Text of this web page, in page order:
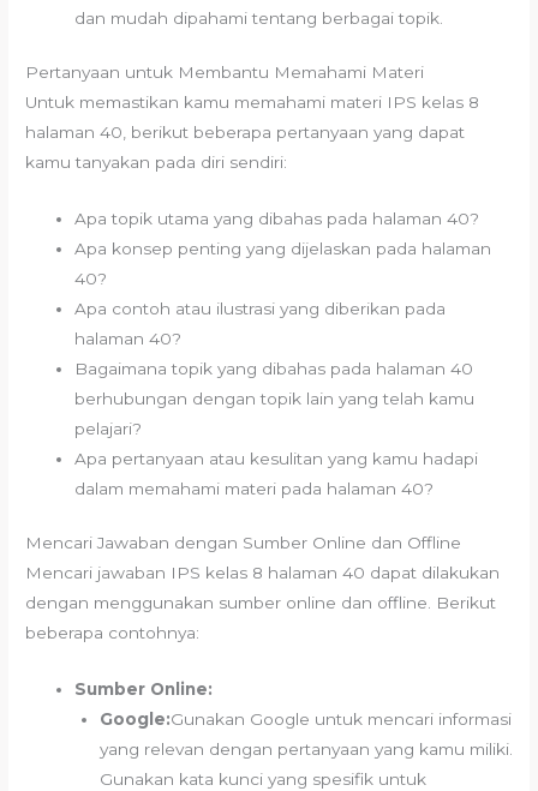
dan mudah dipahami tentang berbagai topik.
Pertanyaan untuk Membantu Memahami Materi
Untuk memastikan kamu memahami materi IPS kelas 8
halaman 40, berikut beberapa pertanyaan yang dapat
kamu tanyakan pada diri sendiri:
Apa topik utama yang dibahas pada halaman 40?
Apa konsep penting yang dijelaskan pada halaman
40?
Apa contoh atau ilustrasi yang diberikan pada
halaman 40?
Bagaimana topik yang dibahas pada halaman 40
berhubungan dengan topik lain yang telah kamu
pelajari?
Apa pertanyaan atau kesulitan yang kamu hadapi
dalam memahami materi pada halaman 40?
Mencari Jawaban dengan Sumber Online dan Offline
Mencari jawaban IPS kelas 8 halaman 40 dapat dilakukan
dengan menggunakan sumber online dan offline. Berikut
beberapa contohnya:
Sumber Online:
Google:Gunakan Google untuk mencari informasi
yang relevan dengan pertanyaan yang kamu miliki.
Gunakan kata kunci yang spesifik untuk